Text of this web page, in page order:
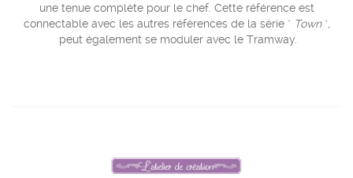
une tenue complète pour le chef. Cette référence est
connectable avec les autres références de la série " Town",
peut également se moduler avec le Tramway.